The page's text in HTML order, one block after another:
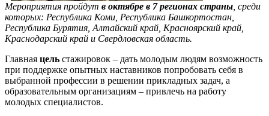
Мероприятия пройдут в октябре в 7 регионах страны , среди
которых: Республика Коми, Республика Башкортостан,
Республика Бурятия, Алтайский край, Красноярский край,
Краснодарский край и Свердловская область.
Главная цель стажировок – дать молодым людям возможность
при поддержке опытных наставников попробовать себя в
выбранной профессии в решении прикладных задач, а
образовательным организациям – привлечь на работу
молодых специалистов.